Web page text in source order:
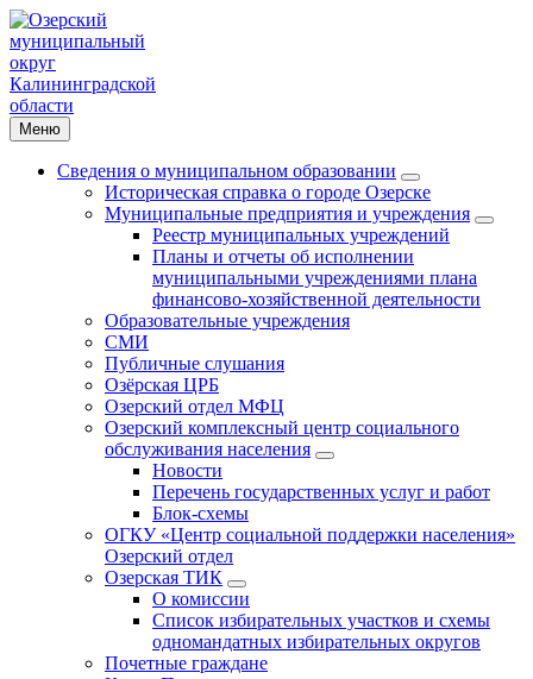
Меню
Сведения о муниципальном образовании
Историческая справка о городе Озерске
Муниципальные предприятия и учреждения
Реестр муниципальных учреждений
Планы и отчеты об исполнении
муниципальными учреждениями плана
финансово-хозяйственной деятельности
Образовательные учреждения
СМИ
Публичные слушания
Озёрская ЦРБ
Озерский отдел МФЦ
Озерский комплексный центр социального
обслуживания населения
Новости
Перечень государственных услуг и работ
Блок-схемы
ОГКУ «Центр социальной поддержки населения»
Озерский отдел
Озерская ТИК
О комиссии
Список избирательных участков и схемы
одномандатных избирательных округов
Почетные граждане